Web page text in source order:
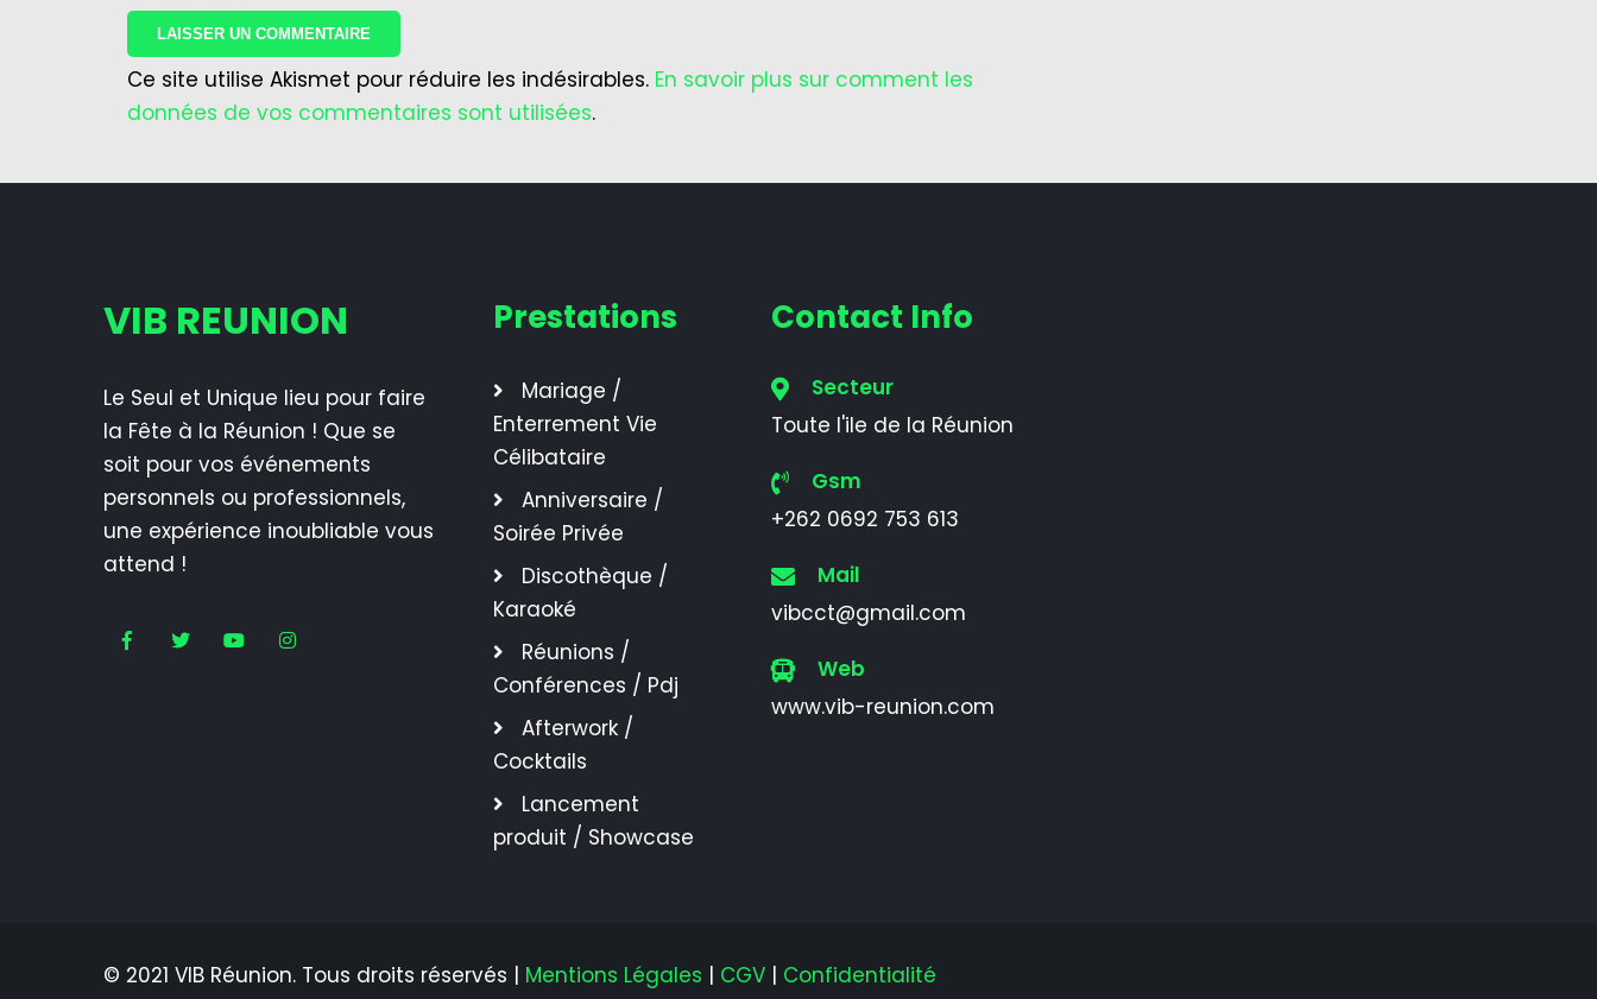
Ce site utilise Akismet pour réduire les indésirables. En savoir plus sur comment les
données de vos commentaires sont utilisées.
VIB REUNION
Le Seul et Unique lieu pour faire
la Fête à la Réunion ! Que se
soit pour vos événements
personnels ou professionnels,
une expérience inoubliable vous
attend !
Prestations
Mariage /
Enterrement Vie
Célibataire
Anniversaire /
Soirée Privée
Discothèque /
Karaoké
Réunions /
Conférences / Pdj
Afterwork /
Cocktails
Lancement
produit / Showcase
Contact Info
Secteur
Toute l'ile de la Réunion
Gsm
+262 0692 753 613
Mail
vibcct@gmail.com
Web
www.vib-reunion.com
© 2021 VIB Réunion. Tous droits réservés | Mentions Légales | CGV | Confidentialité